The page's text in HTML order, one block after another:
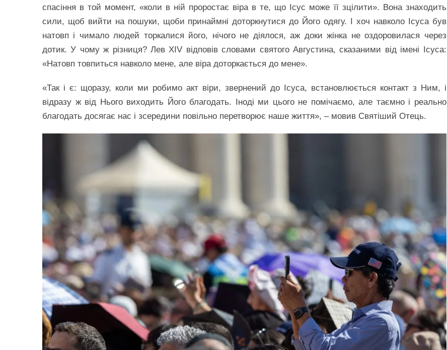
спасіння в той момент, «коли в ній проростає віра в те, що Ісус може її зцілити». Вона знаходить
сили, щоб вийти на пошуки, щоби принаймні доторкнутися до Його одягу. І хоч навколо Ісуса був
натовп і чимало людей торкалися його, нічого не діялося, аж доки жінка не оздоровилася через
дотик. У чому ж різниця? Лев XIV відповів словами святого Августина, сказаними від імені Ісуса:
«Натовп товпиться навколо мене, але віра доторкається до мене».
«Так і є: щоразу, коли ми робимо акт віри, звернений до Ісуса, встановлюється контакт з Ним, і
відразу ж від Нього виходить Його благодать. Іноді ми цього не помічаємо, але таємно і реально
благодать досягає нас і зсередини повільно перетворює наше життя», – мовив Святіший Отець.